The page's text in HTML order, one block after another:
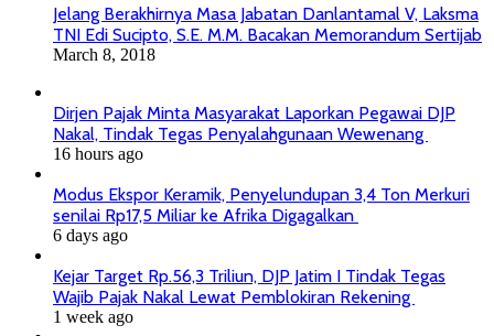
Jelang Berakhirnya Masa Jabatan Danlantamal V, Laksma
TNI Edi Sucipto, S.E. M.M. Bacakan Memorandum Sertijab
March 8, 2018
Dirjen Pajak Minta Masyarakat Laporkan Pegawai DJP
Nakal, Tindak Tegas Penyalahgunaan Wewenang
16 hours ago
Modus Ekspor Keramik, Penyelundupan 3,4 Ton Merkuri
senilai Rp17,5 Miliar ke Afrika Digagalkan
6 days ago
Kejar Target Rp.56,3 Triliun, DJP Jatim I Tindak Tegas
Wajib Pajak Nakal Lewat Pemblokiran Rekening
1 week ago